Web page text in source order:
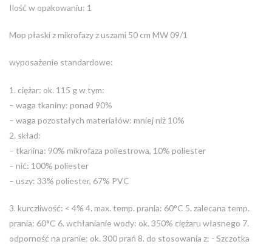
Ilość w opakowaniu: 1
Mop płaski z mikrofazy z uszami 50 cm MW 09/1
wyposażenie standardowe:
1. ciężar: ok. 115 g w tym:
– waga tkaniny: ponad 90%
– waga pozostałych materiałów: mniej niż 10%
2. skład:
– tkanina: 90% mikrofaza poliestrowa, 10% poliester
– nić: 100% poliester
– uszy: 33% poliester, 67% PVC
3. kurczliwość: < 4% 4. max. temp. prania: 60°C 5. zalecana temp.
prania: 60°C 6. wchłanianie wody: ok. 350% ciężaru własnego 7.
odporność na pranie: ok. 300 prań 8. do stosowania z: - Szczotka